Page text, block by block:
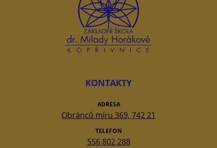
KONTAKTY
ADRESA
Obránců míru 369, 742 21
TELEFON
556 802 288